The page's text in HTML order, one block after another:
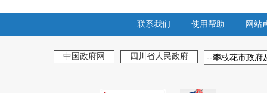
联系我们 使用帮助 网站
中国政府网 四川省人民政府